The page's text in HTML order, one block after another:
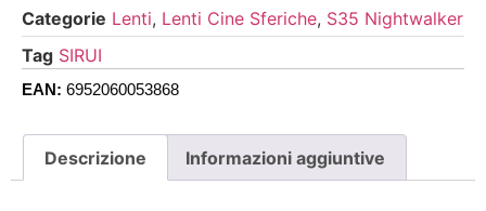
Categorie Lenti, Lenti Cine Sferiche, S35 Nightwalker
Tag SIRUI
EAN: 6952060053868
Descrizione Informazioni aggiuntive